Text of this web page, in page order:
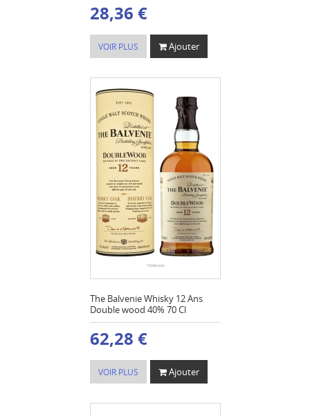
28,36 €
VOIR PLUS Ajouter
The Balvenie Whisky 12 Ans
Double wood 40% 70 Cl
62,28 €
VOIR PLUS Ajouter